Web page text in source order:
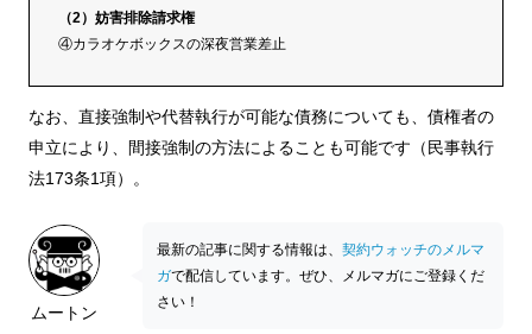
（2）妨害排除請求権
④カラオケボックスの深夜営業差止
なお、直接強制や代替執行が可能な債務についても、債権者の
申立により、間接強制の方法によることも可能です（民事執行
法173条1項）。
ムートン
最新の記事に関する情報は、 契約ウォッチのメルマ
ガで配信しています。ぜひ、メルマガにご登録くだ
さい！